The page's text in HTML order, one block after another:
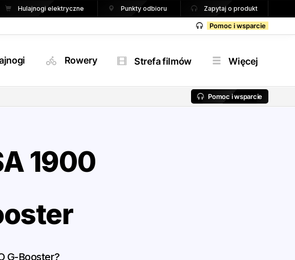
Hulajnogi elektryczne Punkty odbioru Zapytaj o produkt
Pomoc i wsparcie
Rowery Strefa filmów Więcej
Pomoc i wsparcie
1900
G-Booster?